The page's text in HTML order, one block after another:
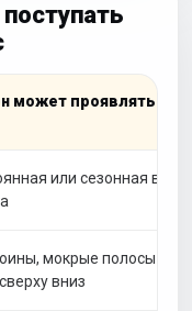
может проявляться
или сезонная
мокрые полосы
вниз